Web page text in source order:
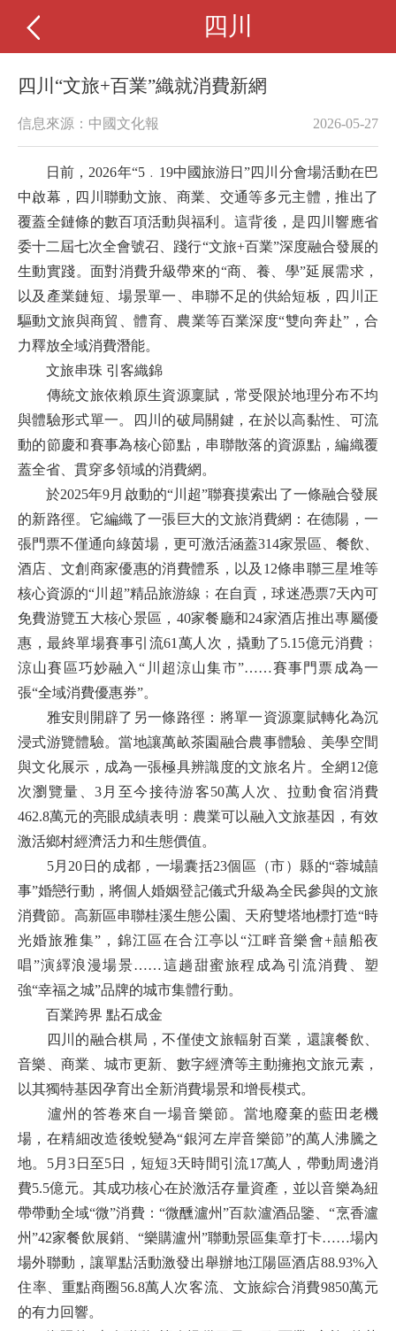
四川
四川“文旅+百業”織就消費新網
信息來源：中國文化報 2026-05-27
日前，2026年“5﹒19中國旅游日”四川分會場活動在巴
中啟幕，四川聯動文旅、商業、交通等多元主體，推出了
覆蓋全鏈條的數百項活動與福利。這背後，是四川響應省
委十二屆七次全會號召、踐行“文旅+百業”深度融合發展的
生動實踐。面對消費升級帶來的“商、養、學”延展需求，
以及產業鏈短、場景單一、串聯不足的供給短板，四川正
驅動文旅與商貿、體育、農業等百業深度“雙向奔赴”，合
力釋放全域消費潛能。
文旅串珠 引客織錦
傳統文旅依賴原生資源稟賦，常受限於地理分布不均
與體驗形式單一。四川的破局關鍵，在於以高黏性、可流
動的節慶和賽事為核心節點，串聯散落的資源點，編織覆
蓋全省、貫穿多領域的消費網。
於2025年9月啟動的“川超”聯賽摸索出了一條融合發展
的新路徑。它編織了一張巨大的文旅消費網：在德陽，一
張門票不僅通向綠茵場，更可激活涵蓋314家景區、餐飲、
酒店、文創商家優惠的消費體系，以及12條串聯三星堆等
核心資源的“川超”精品旅游線﹔在自貢，球迷憑票7天內可
免費游覽五大核心景區，40家餐廳和24家酒店推出專屬優
惠，最終單場賽事引流61萬人次，撬動了5.15億元消費﹔
涼山賽區巧妙融入“川超涼山集市”……賽事門票成為一
張“全域消費優惠券”。
雅安則開辟了另一條路徑：將單一資源稟賦轉化為沉
浸式游覽體驗。當地讓萬畝茶園融合農事體驗、美學空間
與文化展示，成為一張極具辨識度的文旅名片。全網12億
次瀏覽量、3月至今接待游客50萬人次、拉動食宿消費
462.8萬元的亮眼成績表明：農業可以融入文旅基因，有效
激活鄉村經濟活力和生態價值。
5月20日的成都，一場囊括23個區（市）縣的“蓉城囍
事”婚戀行動，將個人婚姻登記儀式升級為全民參與的文旅
消費節。高新區串聯桂溪生態公園、天府雙塔地標打造“時
光婚旅雅集”，錦江區在合江亭以“江畔音樂會+囍船夜
唱”演繹浪漫場景……這趟甜蜜旅程成為引流消費、塑
強“幸福之城”品牌的城市集體行動。
百業跨界 點石成金
四川的融合棋局，不僅使文旅輻射百業，還讓餐飲、
音樂、商業、城市更新、數字經濟等主動擁抱文旅元素，
以其獨特基因孕育出全新消費場景和增長模式。
瀘州的答卷來自一場音樂節。當地廢棄的藍田老機
場，在精細改造後蛻變為“銀河左岸音樂節”的萬人沸騰之
地。5月3日至5日，短短3天時間引流17萬人，帶動周邊消
費5.5億元。其成功核心在於激活存量資產，並以音樂為紐
帶帶動全域“微”消費：“微醺瀘州”百款瀘酒品鑒、“烹香瀘
州”42家餐飲展銷、“樂購瀘州”聯動景區集章打卡……場內
場外聯動，讓單點活動激發出舉辦地江陽區酒店88.93%入
住率、重點商圈56.8萬人次客流、文旅綜合消費9850萬元
的有力回響。